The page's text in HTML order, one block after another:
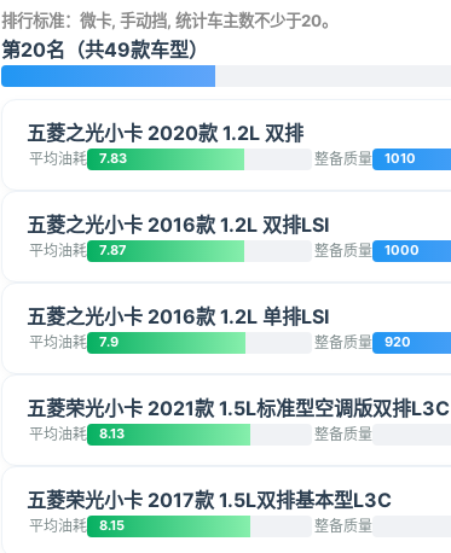
排行标准：微卡, 手动挡, 统计车主数不少于20。
第20名（共49款车型）
五菱之光小卡 2020款 1.2L 双排
平均油耗 7.83 整备质量 1010
五菱之光小卡 2016款 1.2L 双排LSI
平均油耗 7.87 整备质量 1000
五菱之光小卡 2016款 1.2L 单排LSI
平均油耗 7.9 整备质量 920
五菱荣光小卡 2021款 1.5L标准型空调版双排L3C
平均油耗 8.13 整备质量
五菱荣光小卡 2017款 1.5L双排基本型L3C
平均油耗 8.15 整备质量